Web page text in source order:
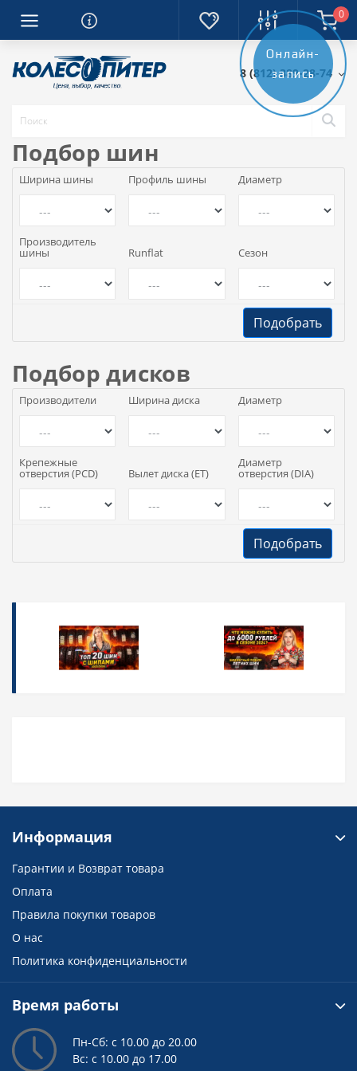
0
8 (812) 389-28-74
Подбор шин
Ширина шины Профиль шины Диаметр
Производитель
шины Runflat Сезон
Подобрать
Подбор дисков
Производители Ширина диска Диаметр
Крепежные
отверстия (PCD) Вылет диска (ET)
Диаметр
отверстия (DIA)
Подобрать
Онлайн-
запись
Информация
Гарантии и Возврат товара
Оплата
Правила покупки товаров
О нас
Политика конфиденциальности
Время работы
Пн-Сб: с 10.00 до 20.00
Вс: с 10.00 до 17.00